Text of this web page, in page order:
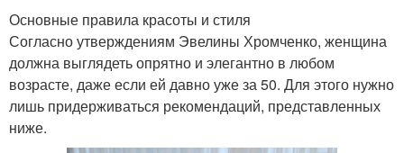
Основные правила красоты и стиля
Согласно утверждениям Эвелины Хромченко, женщина
должна выглядеть опрятно и элегантно в любом
возрасте, даже если ей давно уже за 50. Для этого нужно
лишь придерживаться рекомендаций, представленных
ниже.